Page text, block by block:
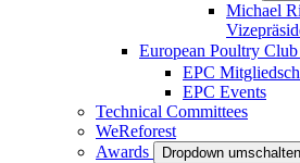
Michael
European Poultry Club
EPC
EPC Events
Technical Committees
WeReforest
Awards
Dropdown umschalten